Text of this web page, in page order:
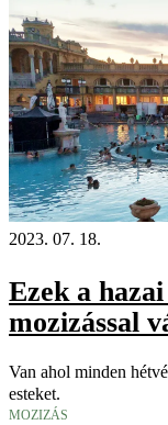
2023. 07. 18.
Ezek a
mozizással
Van ahol minden
esteket.
MOZIZÁS